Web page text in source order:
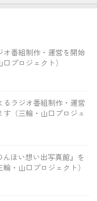
オ番組制作・運営を開始
プロジェクト）
ラジオ番組制作・運営
（三輪・山口プロジェ
ほい想い出写真館』を
・山口プロジェクト）